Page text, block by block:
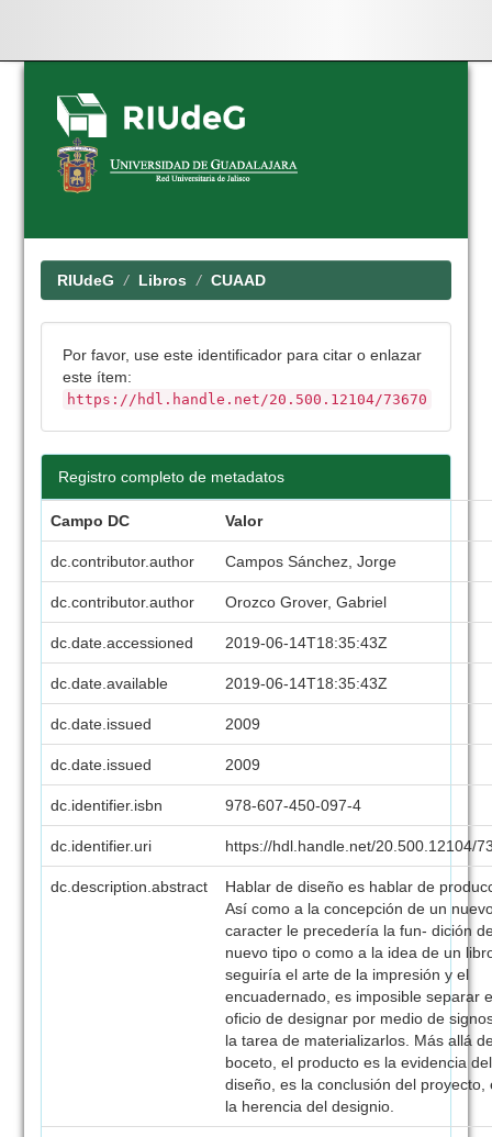
Skip
navigation
RIUdeG Libros CUAAD
Por favor, use este identificador para citar o enlazar
este ítem:
https://hdl.handle.net/20.500.12104/73670
Registro completo de metadatos
Campo DC Valor
dc.contributor.author Campos Sánchez, Jorge
dc.contributor.author Orozco Grover, Gabriel
dc.date.accessioned 2019-06-14T18:35:43Z
dc.date.available 2019-06-14T18:35:43Z
dc.date.issued 2009
dc.date.issued 2009
dc.identifier.isbn 978-607-450-097-4
dc.identifier.uri https://hdl.handle.net/20.500.12104/
dc.description.abstract
Hablar de diseño es hablar de
Así como a la concepción de un
caracter le precedería la fun- dición
nuevo tipo o como a la idea de un
seguiría el arte de la impresión y el
encuadernado, es imposible separar
oficio de designar por medio de
la tarea de materializarlos. Más allá
boceto, el producto es la evidencia del
diseño, es la conclusión del proyecto,
la herencia del designio.